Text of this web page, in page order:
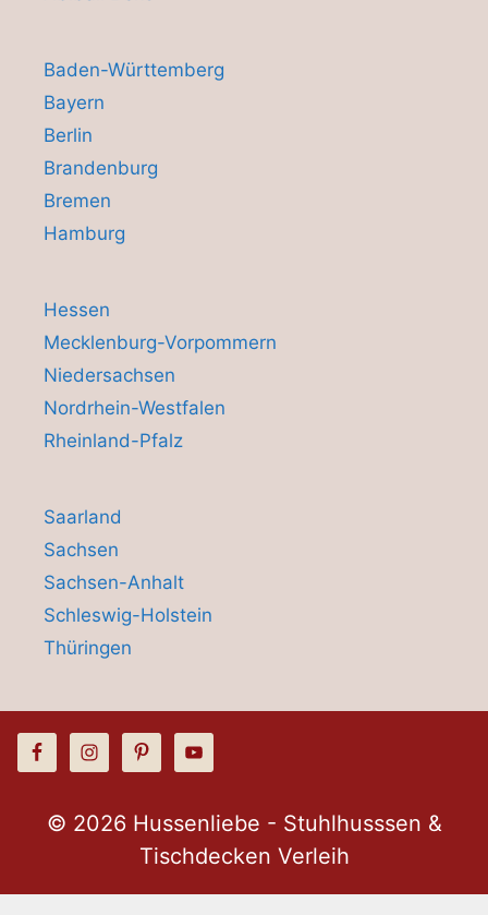
Baden-Württemberg
Bayern
Berlin
Brandenburg
Bremen
Hamburg
Hessen
Mecklenburg-Vorpommern
Niedersachsen
Nordrhein-Westfalen
Rheinland-Pfalz
Saarland
Sachsen
Sachsen-Anhalt
Schleswig-Holstein
Thüringen
© 2026 Hussenliebe - Stuhlhusssen &
Tischdecken Verleih